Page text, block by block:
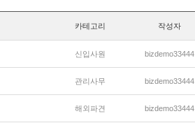
카테고리 작성자
신입사원 bizdemo33444
관리사무 bizdemo33444
해외파견 bizdemo33444